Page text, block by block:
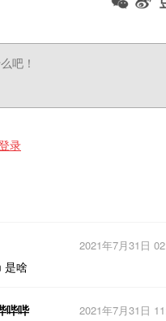
录
是啥
2021年7月31日
哔哔
2021年7月31日